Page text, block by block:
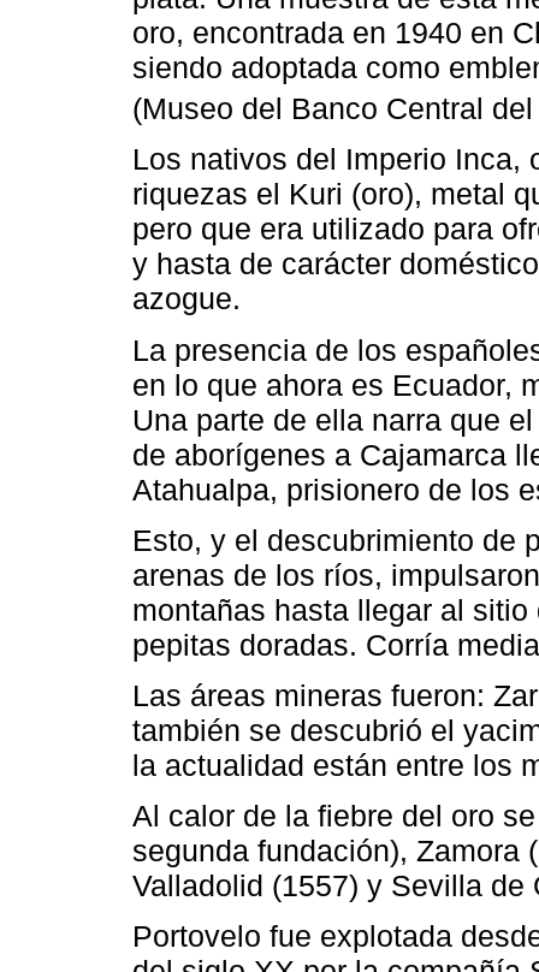
oro, encontrada en 1940 en
siendo adoptada como
(Museo del Banco Central
Los nativos del Imperio Inca,
riquezas el Kuri (oro), metal
pero que era utilizado para
y hasta de carácter
azogue.
La presencia de los
en lo que ahora es Ecuador,
Una parte de ella narra que
de aborígenes a Cajamarca
Atahualpa, prisionero de los
Esto, y el descubrimiento de
arenas de los ríos,
montañas hasta llegar al
pepitas doradas. Corría
Las áreas mineras fueron:
también se descubrió el
la actualidad están entre los
Al calor de la fiebre del oro
segunda fundación), Zamora
Valladolid (1557) y Sevilla de
Portovelo fue explotada